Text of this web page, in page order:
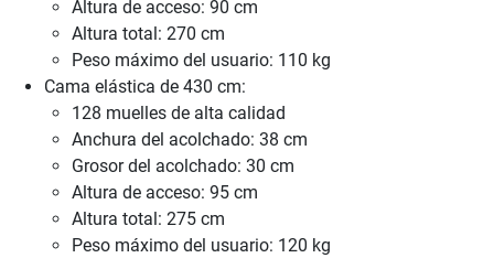
Altura de acceso: 90 cm
Altura total: 270 cm
Peso máximo del usuario: 110 kg
Cama elástica de 430 cm:
128 muelles de alta calidad
Anchura del acolchado: 38 cm
Grosor del acolchado: 30 cm
Altura de acceso: 95 cm
Altura total: 275 cm
Peso máximo del usuario: 120 kg